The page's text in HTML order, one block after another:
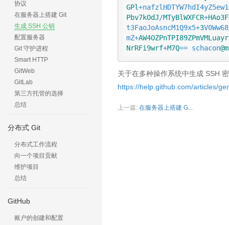
协议
在服务器上搭建 Git
生成 SSH 公钥
配置服务器
Git 守护进程
Smart HTTP
GitWeb
GitLab
第三方托管的选择
总结
分布式 Git
分布式工作流程
向一个项目贡献
维护项目
总结
GitHub
账户的创建和配置
GPl
Pbv7kOdJ/MTyBlWXFCR+
t3FaoJoAsncM1Q9x5+3
mZ+
NrRFi9wrf+M7Q== schacon
关于在多种操作系统中生成 SSH
https://help.github.com/articles/
上一篇: 在服务器上搭建 G...